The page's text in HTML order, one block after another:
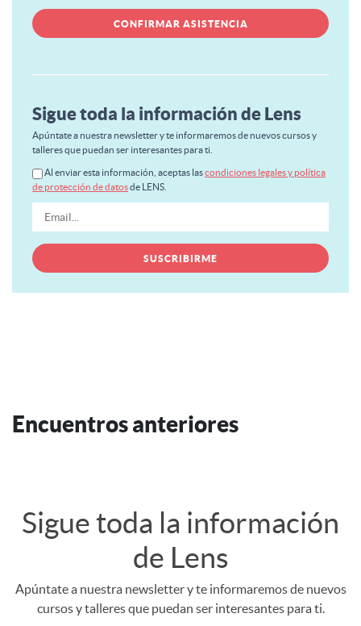
Sigue toda la información de Lens
Apúntate a nuestra newsletter y te informaremos de nuevos cursos y
talleres que puedan ser interesantes para ti.
Al enviar esta información, aceptas lascondiciones legales y política
de protección de datosde LENS.
Encuentros anteriores
Sigue toda la información
de Lens
Apúntate a nuestra newsletter y te informaremos de nuevos
cursos y talleres que puedan ser interesantes para ti.